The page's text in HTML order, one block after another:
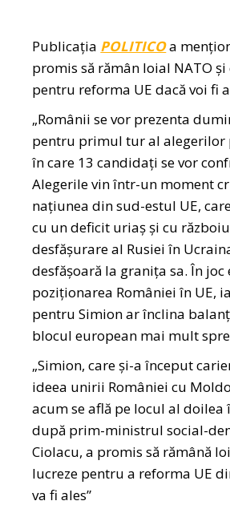
Publicația POLITICOa
promis să rămân loial NATO și
pentru reforma UE dacă voi fi
„Românii se vor prezenta
pentru primul tur al alegerilor
în care 13 candidați se vor
Alegerile vin într-un moment
națiunea din sud-estul UE,
cu un deficit uriaș și cu
desfășurare al Rusiei în
desfășoară la granița sa. În joc
poziționarea României în UE,
pentru Simion ar înclina
blocul european mai mult
„Simion, care și-a început
ideea unirii României cu
acum se află pe locul al doilea
după prim-ministrul social-
Ciolacu, a promis să rămână
lucreze pentru a reforma UE
va fi ales”